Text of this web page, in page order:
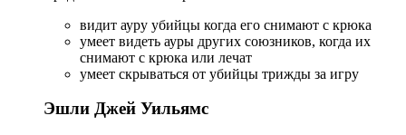
видит ауру убийцы когда его снимают с крюка
умеет видеть ауры других союзников, когда их
снимают с крюка или лечат
умеет скрываться от убийцы трижды за игру
Эшли Джей Уильямс